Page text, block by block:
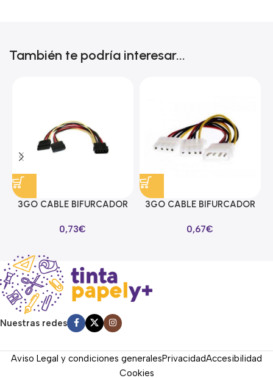
También te podría interesar...
3GO CABLE BIFURCADOR
0,73€
3GO CABLE BIFURCADOR
0,67€
Nuestras redes
Aviso Legal y condiciones generalesPrivacidadAccesibilidad
Cookies